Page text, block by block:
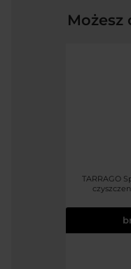
TARRAGO